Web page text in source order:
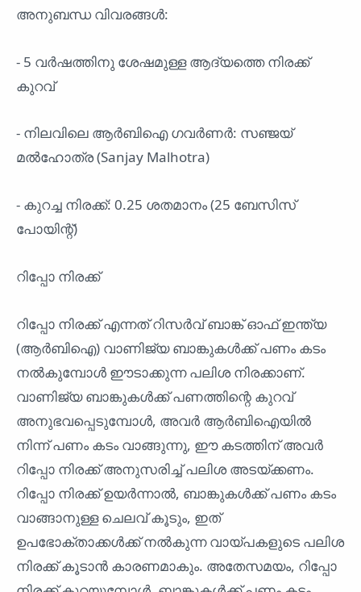
അനുബന്ധ വിവരങ്ങൾ:
- 5 വർഷത്തിനു ശേഷമുള്ള ആദ്യത്തെ നിരക്ക്
കുറവ്
- നിലവിലെ ആർബിഐ ഗവർണർ: സഞ്ജയ്
മൽഹോത്ര (Sanjay Malhotra)
- കുറച്ച നിരക്ക്: 0.25 ശതമാനം (25 ബേസിസ്
പോയിന്റ്)
റിപ്പോ നിരക്ക്
റിപ്പോ നിരക്ക് എന്നത് റിസർവ് ബാങ്ക് ഓഫ് ഇന്ത്യ
(ആർബിഐ) വാണിജ്യ ബാങ്കുകൾക്ക് പണം കടം
നൽകുമ്പോൾ ഈടാക്കുന്ന പലിശ നിരക്കാണ്.
വാണിജ്യ ബാങ്കുകൾക്ക് പണത്തിന്റെ കുറവ്
അനുഭവപ്പെടുമ്പോൾ, അവർ ആർബിഐയിൽ
നിന്ന് പണം കടം വാങ്ങുന്നു, ഈ കടത്തിന് അവർ
റിപ്പോ നിരക്ക് അനുസരിച്ച് പലിശ അടയ്ക്കണം.
റിപ്പോ നിരക്ക് ഉയർന്നാൽ, ബാങ്കുകൾക്ക് പണം കടം
വാങ്ങാനുള്ള ചെലവ് കൂടും, ഇത്
ഉപഭോക്താക്കൾക്ക് നൽകുന്ന വായ്പകളുടെ പലിശ
നിരക്ക് കൂടാൻ കാരണമാകും. അതേസമയം, റിപ്പോ